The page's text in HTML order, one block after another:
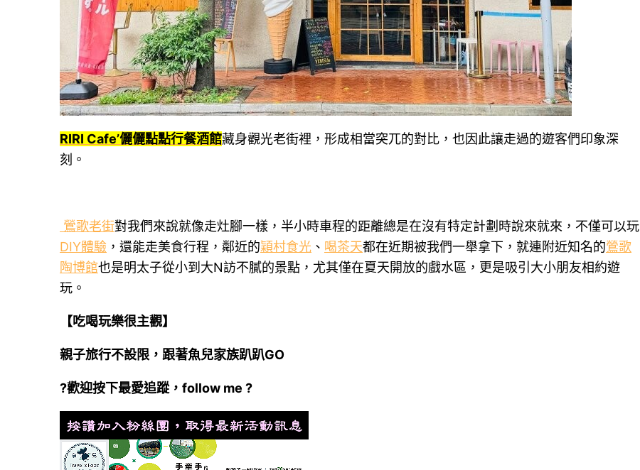
RIRI Cafe’儷儷點點行餐酒館藏身觀光老街裡，形成相當突兀的對比，也因此讓走過的遊客們印象深
刻。
鶯歌老街對我們來說就像走灶腳一樣，半小時車程的距離總是在沒有特定計劃時說來就來，不僅可以玩
DIY體驗 ，還能走美食行程，鄰近的穎村食光 、 喝茶天都在近期被我們一舉拿下，就連附近知名的鶯歌
陶博館也是明太子從小到大N訪不膩的景點，尤其僅在夏天開放的戲水區，更是吸引大小朋友相約遊
玩。
【吃喝玩樂很主觀】
親子旅行不設限，跟著魚兒家族趴趴GO
?歡迎按下最愛追蹤， follow me ?